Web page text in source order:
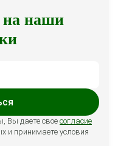
на наши
Вы даете свое согласие
и принимаете условия